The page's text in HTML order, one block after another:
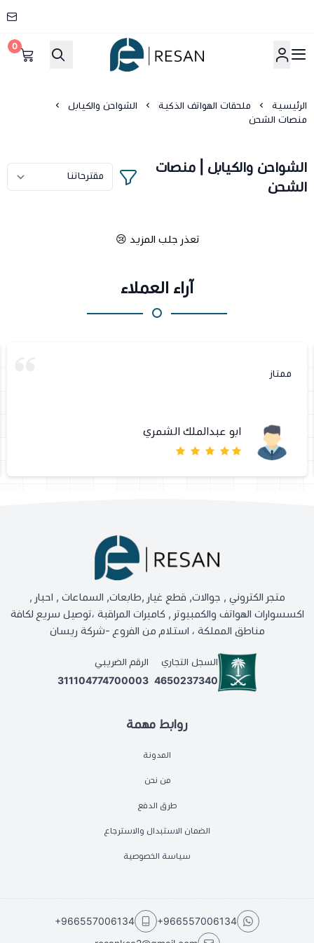
شركة ريسان
0
الرئيسية ملحقات الهواتف الذكية
الشواحن والكيابل
منصات الشحن
الشواحن والكيابل | منصات
الشحن
تعذر جلب المزيد 😢
آراء العملاء
ممتاز
ابو عبدالملك الشمري
روابط مهمة
المدونة
من نحن
طرق الدفع
الضمان الاستبدال والاسترجاع
سياسة الخصوصية
متجر الكتروني , جوالات, قطع غيار ,طابعات, السماعات , احبار ,
اكسسوارات الهواتف والكمبيوتر , كاميرات المراقبة ،توصيل سريع لكافة
مناطق المملكة ، استلام من الفروع -شركة ريسان
السجل التجاري
4650237340
الرقم الضريبي
311104774700003
+966557006134
+966557006134